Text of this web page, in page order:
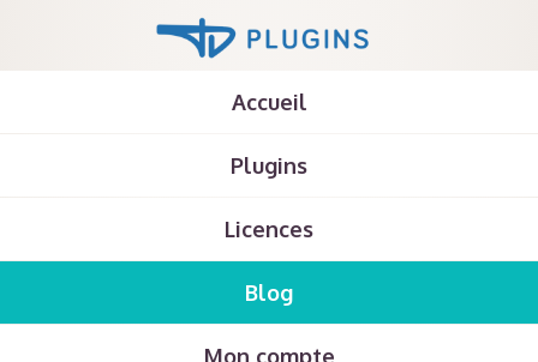
Accueil
Plugins
Licences
Blog
Mon compte